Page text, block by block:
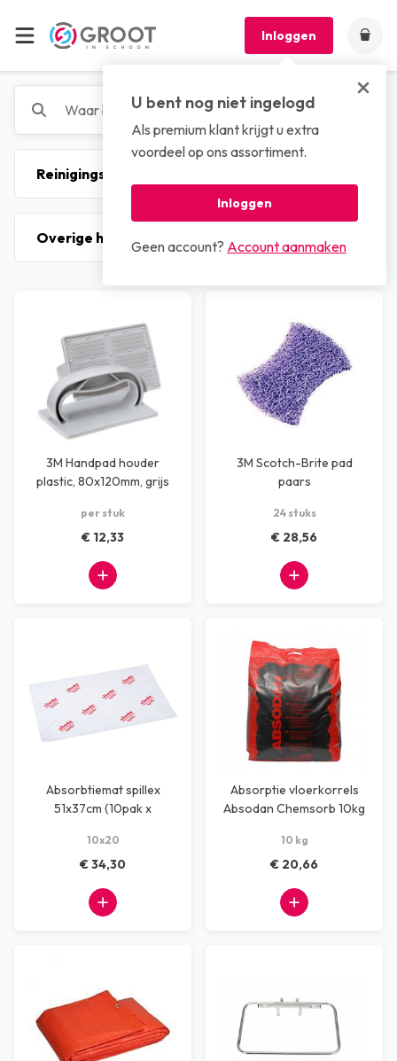
Inloggen
U bent nog niet ingelogd
Als premium klant krijgt u extra
voordeel op ons assortiment.
Inloggen
Geen account? Account aanmaken
3M Handpad houder
plastic, 80x120mm, grijs
per stuk
€ 12,33
3M Scotch-Brite pad
paars
24 stuks
€ 28,56
Absorbtiemat spillex
51x37cm (10pak x
10x20
€ 34,30
Absorptie vloerkorrels
Absodan Chemsorb 10kg
10 kg
€ 20,66